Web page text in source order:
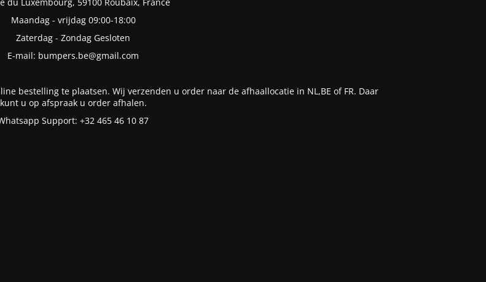
Maandag - vrijdag 09:00-18:00
Zaterdag - Zondag Gesloten
E-mail: bumpers.be@gmail.com
bestelling te plaatsen. Wij verzenden u order naar de afhaallocatie in NL,BE of FR. Daar
kunt u op afspraak u order afhalen.
Support: +32 465 46 10 87